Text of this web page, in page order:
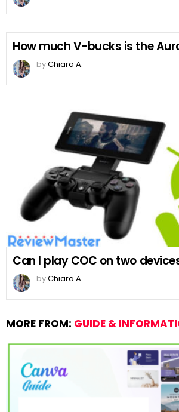
How much V-bucks is the
byChiara A.
Can I play COC on two
byChiara A.
MORE FROM: GUIDE &